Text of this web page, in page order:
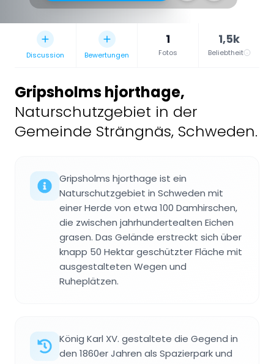
Discussion Bewertungen
1
Fotos
1,5k
Beliebtheit
Gripsholms hjorthage,
Naturschutzgebiet in der
Gemeinde Strängnäs, Schweden.
Gripsholms hjorthage ist ein
Naturschutzgebiet in Schweden mit
einer Herde von etwa 100 Damhirschen,
die zwischen jahrhundertealten Eichen
grasen. Das Gelände erstreckt sich über
knapp 50 Hektar geschützter Fläche mit
ausgestalteten Wegen und
Ruheplätzen.
König Karl XV. gestaltete die Gegend in
den 1860er Jahren als Spazierpark und